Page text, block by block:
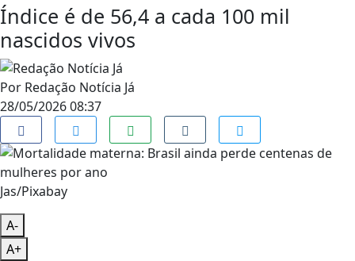
Índice é de 56,4 a cada 100 mil
nascidos vivos
Por Redação Notícia Já
28/05/2026 08:37
Jas/Pixabay
A-
A+